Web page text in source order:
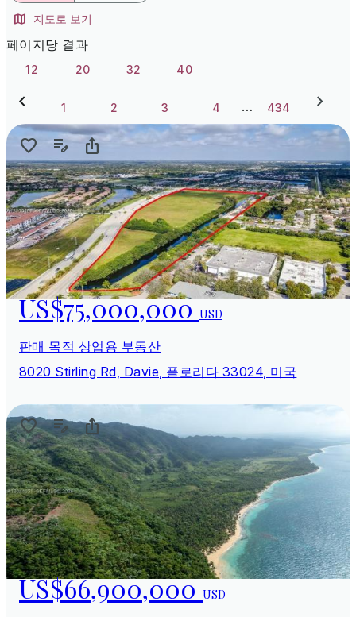
지도로 보기
페이지당 결과
12 20 32 40
1 2 3 4 … 434
US$75,000,000USD
판매 목적 상업용 부동산
8020 Stirling Rd, Davie, 플로리다 33024, 미국
US$66,900,000USD